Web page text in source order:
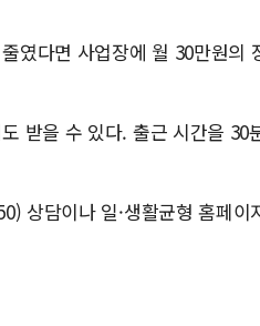
였다면 사업장에 월 30만원의
받을 수 있다. 출근 시간을 30
상담이나 일·생활균형 홈페이